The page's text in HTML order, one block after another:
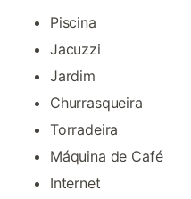
Piscina
Jacuzzi
Jardim
Churrasqueira
Torradeira
Máquina de Café
Internet